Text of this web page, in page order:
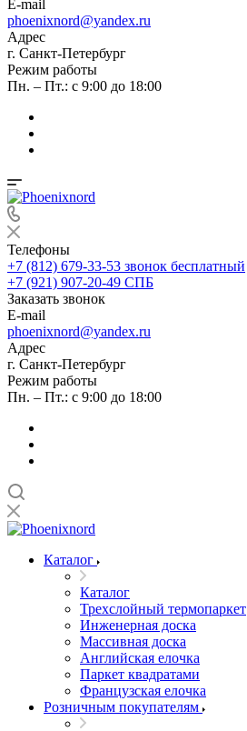
E-mail
phoenixnord@yandex.ru
Адрес
г. Санкт-Петербург
Режим работы
Пн. – Пт.: с 9:00 до 18:00
Телефоны
+7 (812) 679-33-53 звонок бесплатный
+7 (921) 907-20-49 СПБ
Заказать звонок
E-mail
phoenixnord@yandex.ru
Адрес
г. Санкт-Петербург
Режим работы
Пн. – Пт.: с 9:00 до 18:00
Каталог
Каталог
Трехслойный термопаркет
Инженерная доска
Массивная доска
Английская елочка
Паркет квадратами
Французская елочка
Розничным покупателям